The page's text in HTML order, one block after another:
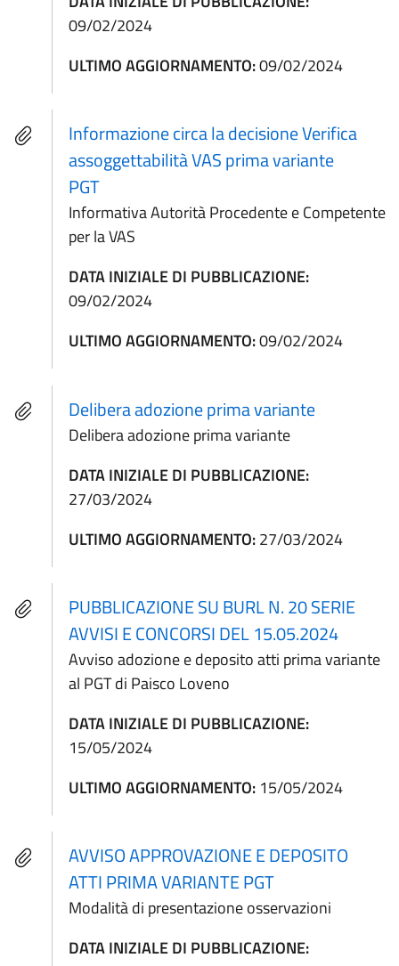
09/02/2024
ULTIMO AGGIORNAMENTO:09/02/2024
Informazione circa la decisione Verifica
assoggettabilità VAS prima variante
PGT
Informativa Autorità Procedente e Competente
per la VAS
DATA INIZIALE DI PUBBLICAZIONE:
09/02/2024
ULTIMO AGGIORNAMENTO:09/02/2024
Delibera adozione prima variante
Delibera adozione prima variante
DATA INIZIALE DI PUBBLICAZIONE:
27/03/2024
ULTIMO AGGIORNAMENTO:27/03/2024
PUBBLICAZIONE SU BURL N. 20 SERIE
AVVISI E CONCORSI DEL 15.05.2024
Avviso adozione e deposito atti prima variante
al PGT di Paisco Loveno
DATA INIZIALE DI PUBBLICAZIONE:
15/05/2024
ULTIMO AGGIORNAMENTO: 15/05/2024
AVVISO APPROVAZIONE E DEPOSITO
ATTI PRIMA VARIANTE PGT
Modalità di presentazione osservazioni
DATA INIZIALE DI PUBBLICAZIONE: